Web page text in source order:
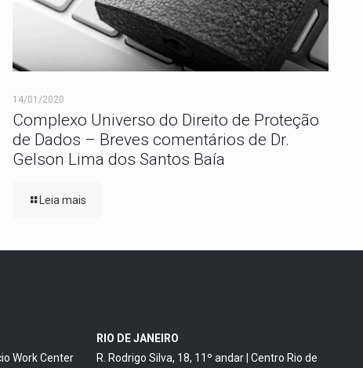
14/01/2020
Complexo Universo do Direito de Proteção
de Dados – Breves comentários de Dr.
Gelson Lima dos Santos Baía
Leia mais
Work Center
RIO DE JANEIRO
R. Rodrigo Silva, 18, 11º andar | Centro Rio de